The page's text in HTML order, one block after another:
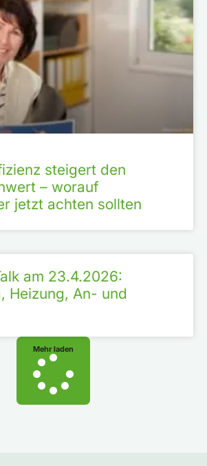
steigert den
– worauf
jetzt achten sollten
am 23.4.2026:
Heizung, An- und
Mehr laden